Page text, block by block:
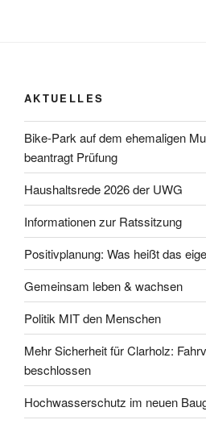
AKTUELLES
Bike-Park auf dem ehemaligen
beantragt Prüfung
Haushaltsrede 2026 der UWG
Informationen zur Ratssitzung
Positivplanung: Was heißt das
Gemeinsam leben & wachsen
Politik MIT den Menschen
Mehr Sicherheit für Clarholz:
beschlossen
Hochwasserschutz im neuen